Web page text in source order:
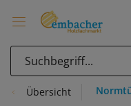
Übersicht